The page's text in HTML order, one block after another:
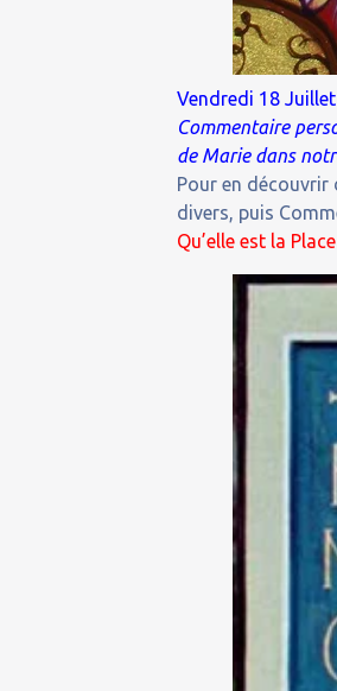
Vendredi 18
Commentaire
de Marie dans
Pour en découvrir
divers, puis
Qu’elle est la